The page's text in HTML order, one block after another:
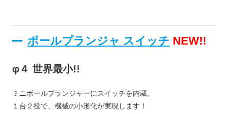
ボールプランジャ スイッチ NEW!!
φ４ 世界最小!!
ミニボールプランジャーにスイッチを内蔵。
１台２役で、機械の小形化が実現します！